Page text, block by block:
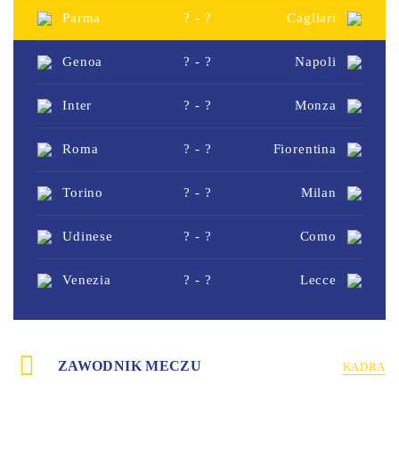
Parma ? - ? Cagliari
Genoa ? - ? Napoli
Inter ? - ? Monza
Roma ? - ? Fiorentina
Torino ? - ? Milan
Udinese ? - ? Como
Venezia ? - ? Lecce
ZAWODNIK MECZU KADRA